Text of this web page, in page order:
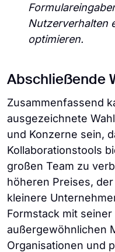
Nutzerverhalten
optimieren.
Abschließende
Zusammenfassend
ausgezeichnete
und Konzerne sein,
Kollaborationstools
großen Team zu
höheren Preises,
kleinere
Formstack mit
außergewöhnlichen
Organisationen und